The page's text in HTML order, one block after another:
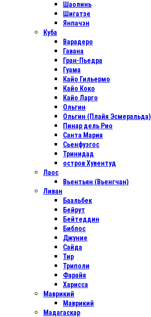
Шаолинь
Шигатзе
Янпачэн
Куба
Варадеро
Гавана
Гран-Пьедра
Гуама
Кайо Гильермо
Кайо Коко
Кайо Ларго
Ольгин
Ольгин (Плайя Эсмеральда)
Пинар дель Рио
Санта Мария
Сьенфуэгос
Тринидад
остров Хувентуд
Лаос
Вьентьян (Вьенгчан)
Ливан
Баальбек
Бейрут
Бейтеддин
Библос
Джуние
Сайда
Тир
Триполи
Фарайя
Харисса
Маврикий
Маврикий
Мадагаскар